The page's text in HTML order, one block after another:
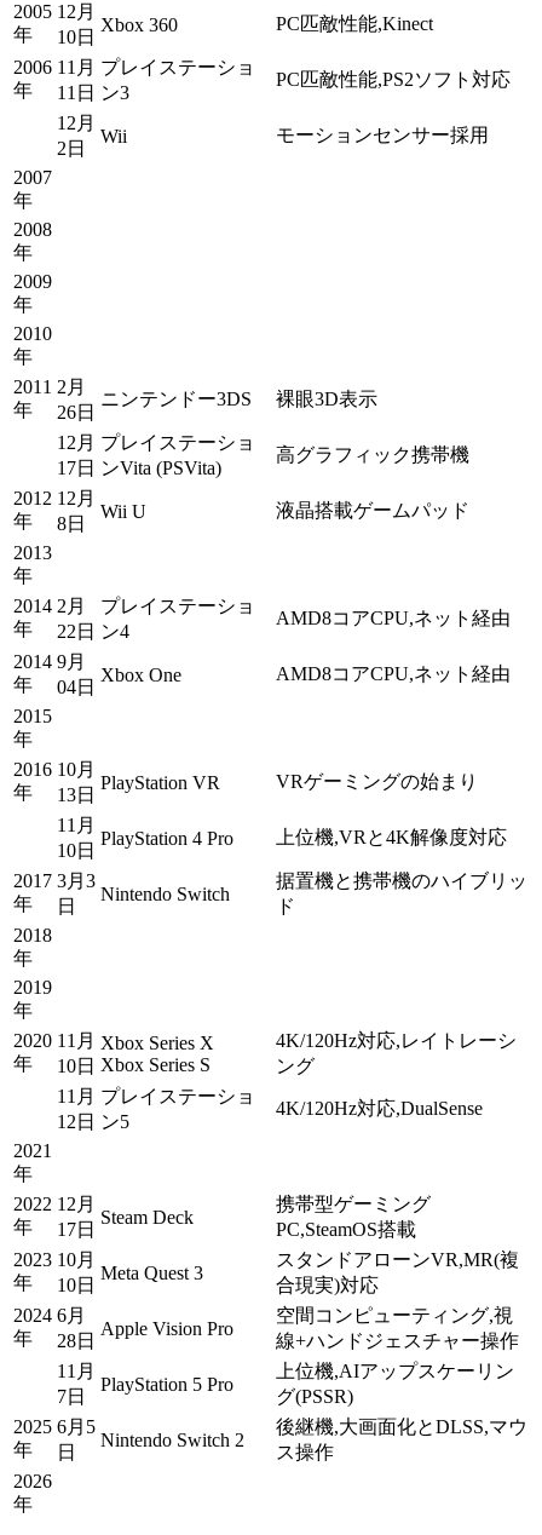
2005
年
12月
10日
Xbox 360 PC匹敵性能,Kinect
2006
年
11月
11日
プレイステーショ
ン3
PC匹敵性能,PS2ソフト対応
12月
2日
Wii モーションセンサー採用
2007
年
2008
年
2009
年
2010
年
2011
年
2月
26日
ニンテンドー3DS 裸眼3D表示
12月
17日
プレイステーショ
ンVita (PSVita)
高グラフィック携帯機
2012
年
12月
8日
Wii U 液晶搭載ゲームパッド
2013
年
2014
年
2月
22日
プレイステーショ
ン4
AMD8コアCPU,ネット経由
2014
年
9月
04日
Xbox One AMD8コアCPU,ネット経由
2015
年
2016
年
10月
13日
PlayStation VR VRゲーミングの始まり
11月
10日
PlayStation 4 Pro 上位機,VRと4K解像度対応
2017
年
3月3
日
Nintendo Switch
据置機と携帯機のハイブリッ
ド
2018
年
2019
年
2020
年
11月
10日
Xbox Series X
Xbox Series S
4K/120Hz対応,レイトレーシ
ング
11月
12日
プレイステーショ
ン5
4K/120Hz対応,DualSense
2021
年
2022
年
12月
17日
Steam Deck
携帯型ゲーミング
PC,SteamOS搭載
2023
年
10月
10日
Meta Quest 3
スタンドアローンVR,MR(複
合現実)対応
2024
年
6月
28日
Apple Vision Pro
空間コンピューティング,視
線+ハンドジェスチャー操作
11月
7日
PlayStation 5 Pro
上位機,AIアップスケーリン
グ(PSSR)
2025
年
6月5
日
Nintendo Switch 2
後継機,大画面化とDLSS,マウ
ス操作
2026
年